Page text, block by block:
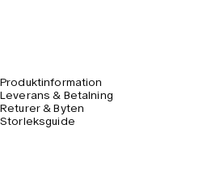
Produktinformation
Leverans & Betalning
Returer & Byten
Storleksguide